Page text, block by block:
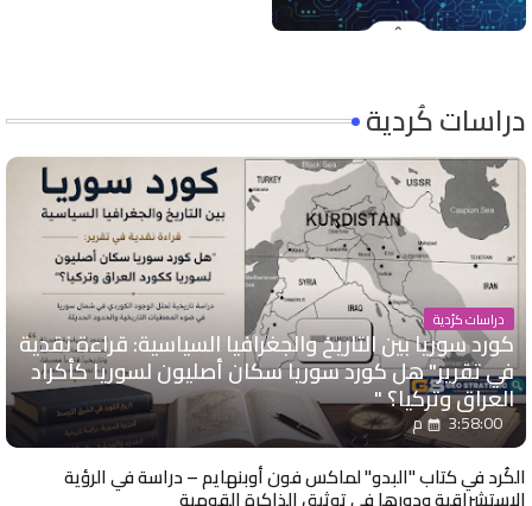
دراسات كُردية
دراسات كرُدية
كورد سوريا بين التاريخ والجغرافيا السياسية: قراءة نقدية
في تقرير" هل كورد سوريا سكان أصليون لسوريا كأكراد
العراق وتركيا؟ "
3:58:00 م
الكُرد في كتاب "البدو" لماكس فون أوبنهايم – دراسة في الرؤية